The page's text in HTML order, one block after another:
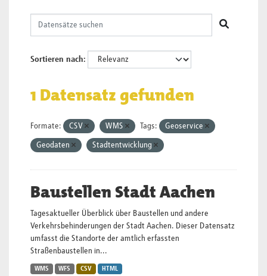
Sortieren nach
1 Datensatz gefunden
Formate: CSV WMS Tags: Geoservice
Geodaten Stadtentwicklung
Baustellen Stadt Aachen
Tagesaktueller Überblick über Baustellen und andere
Verkehrsbehinderungen der Stadt Aachen. Dieser Datensatz
umfasst die Standorte der amtlich erfassten
Straßenbaustellen in...
WMS WFS CSV HTML